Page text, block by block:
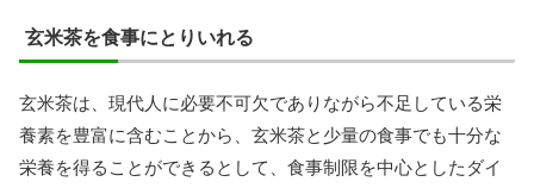
玄米茶を食事にとりいれる
玄米茶は、現代人に必要不可欠でありながら不足している栄
養素を豊富に含むことから、玄米茶と少量の食事でも十分な
栄養を得ることができるとして、食事制限を中心としたダイ